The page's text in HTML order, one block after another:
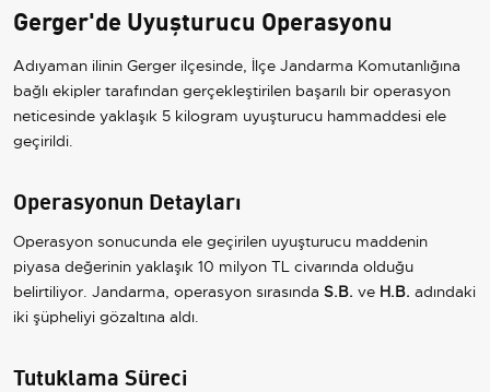
Gerger'de Uyuşturucu Operasyonu
Adıyaman ilinin Gerger ilçesinde, İlçe Jandarma Komutanlığına
bağlı ekipler tarafından gerçekleştirilen başarılı bir operasyon
neticesinde yaklaşık 5 kilogram uyuşturucu hammaddesi ele
geçirildi.
Operasyonun Detayları
Operasyon sonucunda ele geçirilen uyuşturucu maddenin
piyasa değerinin yaklaşık 10 milyon TL civarında olduğu
belirtiliyor. Jandarma, operasyon sırasında S.B. ve H.B. adındaki
iki şüpheliyi gözaltına aldı.
Tutuklama Süreci